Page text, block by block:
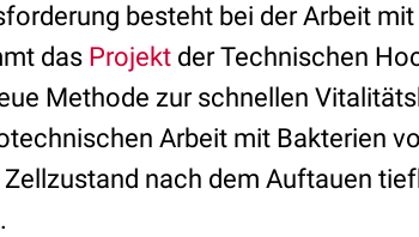
besteht bei der Arbeit
das Projekt der Technischen
Methode zur schnellen
Arbeit mit Bakterien
nach dem Auftauen